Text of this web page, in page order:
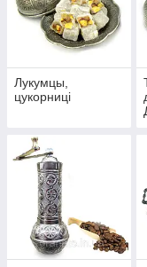
Лукумцы,
цукорниці